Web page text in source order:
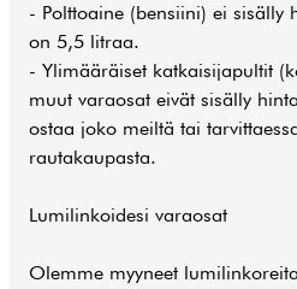
- Polttoaine (bensiini) ei sisälly
on 5,5 litraa.
- Ylimääräiset katkaisijapultit
muut varaosat eivät sisälly
ostaa joko meiltä tai
rautakaupasta.
Lumilinkoidesi varaosat
Olemme myyneet